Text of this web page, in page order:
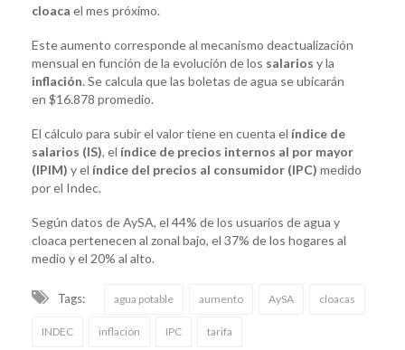
cloaca el mes próximo.
Este aumento corresponde al mecanismo deactualización
mensual en función de la evolución de los salarios y la
inflación. Se calcula que las boletas de agua se ubicarán
en $16.878 promedio.
El cálculo para subir el valor tiene en cuenta el índice de
salarios (IS), el índice de precios internos al por mayor
(IPIM) y el índice del precios al consumidor (IPC) medido
por el Indec.
Según datos de AySA, el 44% de los usuarios de agua y
cloaca pertenecen al zonal bajo, el 37% de los hogares al
medio y el 20% al alto.
Tags: agua potable aumento AySA cloacas
INDEC inflación IPC tarifa